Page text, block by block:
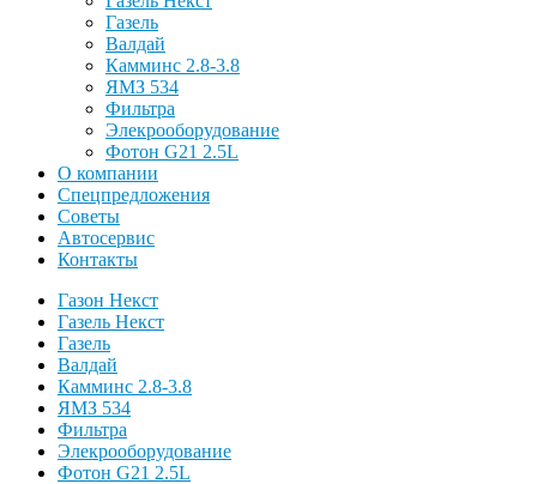
Газель
Валдай
Камминс 2.8-3.8
ЯМЗ 534
Фильтра
Элекрооборудование
Фотон G21 2.5L
О компании
Спецпредложения
Советы
Автосервис
Контакты
Газон Некст
Газель Некст
Газель
Валдай
Камминс 2.8-3.8
ЯМЗ 534
Фильтра
Элекрооборудование
Фотон G21 2.5L